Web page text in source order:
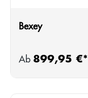
Bexey
Regulärer Preis:
Ab 899,95 €*